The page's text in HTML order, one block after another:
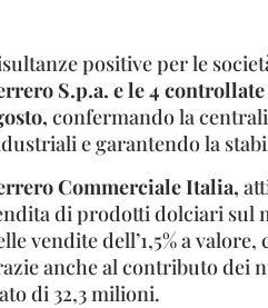
positive per le
S.p.a. e le 4
confermando la
e garantendo la
Commerciale Italia,
di prodotti dolciari sul
vendite dell’1,5% a
anche al contributo dei
di 32,3 milioni.